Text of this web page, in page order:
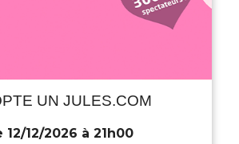
UN JULES.COM
12/12/2026 à 21h00